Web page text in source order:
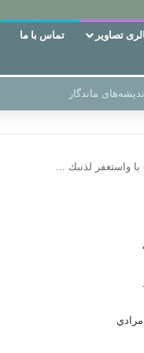
تصاویر تماس با ما
با واستغفر لذنبك …